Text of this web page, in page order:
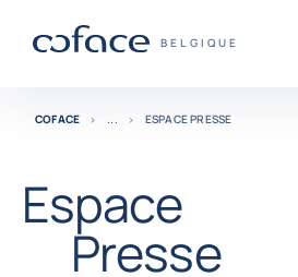
COFACE, FOR
BELGIQUE
Retour à la page d'accueil
COFACE ESPACE PRESSE
Espace
Presse